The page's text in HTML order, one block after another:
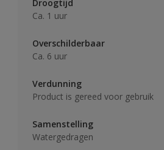
Droogtijd
Ca. 1 uur
Overschilderbaar
Ca. 6 uur
Verdunning
Product is gereed voor gebruik
Samenstelling
Watergedragen